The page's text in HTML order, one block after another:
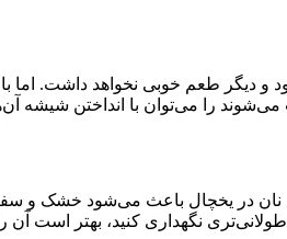
و دیگر طعم خوبی نخواهد داشت. اما
را می‌توان با انداختن شیشه
نان در یخچال باعث می‌شود خشک و
نگهداری کنید، بهتر است آن را